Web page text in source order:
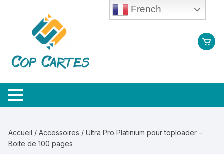
Accueil /Accessoires / Ultra Pro Platinium pour toploader –
Boite de 100 pages
French